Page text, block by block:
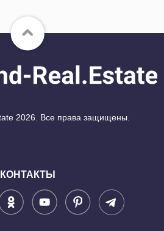
2026. Все права защищены.
КОНТАКТЫ